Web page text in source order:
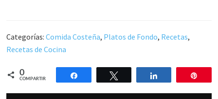
Categorías:Comida Costeña, Platos de Fondo, Recetas,
Recetas de Cocina
0
COMPARTIR
Compartir Compartir